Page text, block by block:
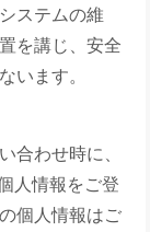
ステムの維
を講じ、安全
います。
合わせ時に、
人情報をご登
個人情報はご